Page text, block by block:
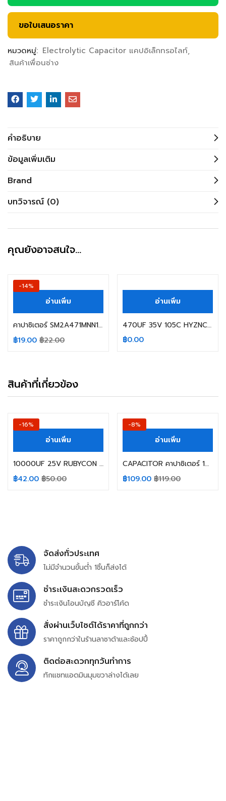
ขอใบเสนอราคา
หมวดหมู่: Electrolytic Capacitor แคปอิเล็กทรอไลท์
สินค้าเพื่อนช่าง
คำอธิบาย
ข้อมูลเพิ่มเติม
Brand
บทวิจารณ์ (0)
คุณยังอาจสนใจ…
-14%
อ่านเพิ่ม
คาปาซิเตอร์ SM2A471MNN1625 470UF 100V 85C ELITE SIZE 16X25MM. สีน้ำเงิน
฿19.00 ฿22.00
อ่านเพิ่ม
470UF 35V 105C HYZNCDK SIZE 10X13MM.
฿0.00
สินค้าที่เกี่ยวข้อง
-16%
อ่านเพิ่ม
10000UF 25V RUBYCON 105C SIZE:18x35MM.
฿42.00 ฿50.00
-8%
อ่านเพิ่ม
CAPACITOR คาปาซิเตอร์ 1000UF 450V 105C NIPPON SIZE 35X60MM. สีน้ำตาล ขาเขี้ยว
฿109.00 ฿119.00
จัดส่งทั่วประเทศ
ไม่มีจำนวนขั้นต่ำ 1ชิ้นก็ส่งได้
ชำระเงินสะดวกรวดเร็ว
ชำระเงินโอนบัญชี คิวอาร์โค้ด
สั่งผ่านเว็บไซต์ได้ราคาที่ถูกกว่า
ราคาถูกกว่าในร้านลาซาด้าและช้อปปี้
ติดต่อสะดวกทุกวันทำการ
ทักแชทแอดมินมุมขวาล่างได้เลย